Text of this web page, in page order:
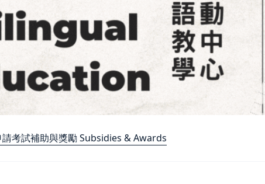
請考試補助與獎勵 Subsidies & Awards